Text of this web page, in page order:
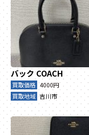
バック COACH
買取価格 4000円
買取地域 吉川市